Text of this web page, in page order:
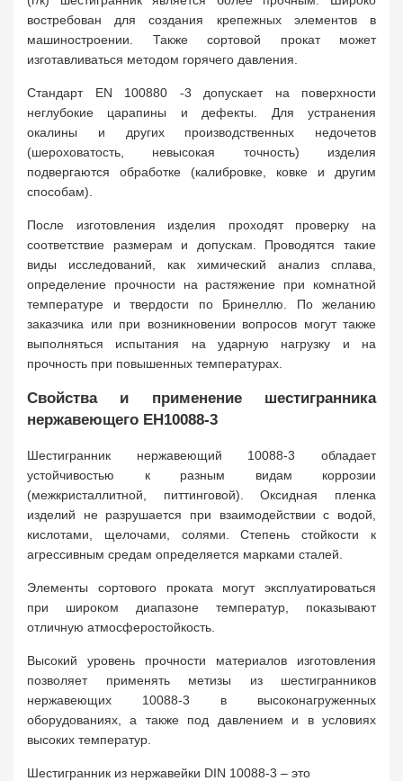
востребован для создания крепежных элементов в
машиностроении. Также сортовой прокат может
изготавливаться методом горячего давления.
Стандарт EN 100880 -3 допускает на поверхности
неглубокие царапины и дефекты. Для устранения
окалины и других производственных недочетов
(шероховатость, невысокая точность) изделия
подвергаются обработке (калибровке, ковке и другим
способам).
После изготовления изделия проходят проверку на
соответствие размерам и допускам. Проводятся такие
виды исследований, как химический анализ сплава,
определение прочности на растяжение при комнатной
температуре и твердости по Бринеллю. По желанию
заказчика или при возникновении вопросов могут также
выполняться испытания на ударную нагрузку и на
прочность при повышенных температурах.
Свойства и применение шестигранника
нержавеющего ЕН10088-3
Шестигранник нержавеющий 10088-3 обладает
устойчивостью к разным видам коррозии
(межкристаллитной, питтинговой). Оксидная пленка
изделий не разрушается при взаимодействии с водой,
кислотами, щелочами, солями. Степень стойкости к
агрессивным средам определяется марками сталей.
Элементы сортового проката могут эксплуатироваться
при широком диапазоне температур, показывают
отличную атмосферостойкость.
Высокий уровень прочности материалов изготовления
позволяет применять метизы из шестигранников
нержавеющих 10088-3 в высоконагруженных
оборудованиях, а также под давлением и в условиях
высоких температур.
Шестигранник из нержавейки DIN 10088-3 – это